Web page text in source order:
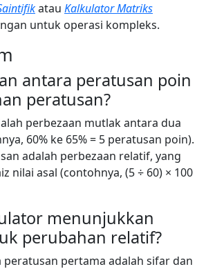
atau Kalkulator Matriks
untuk operasi kompleks.
antara peratusan poin
peratusan?
perbezaan mutlak antara dua
60% ke 65% = 5 peratusan poin).
adalah perbezaan relatif, yang
nilai asal (contohnya, (5 ÷ 60) × 100
menunjukkan
perubahan relatif?
pertama adalah sifar dan